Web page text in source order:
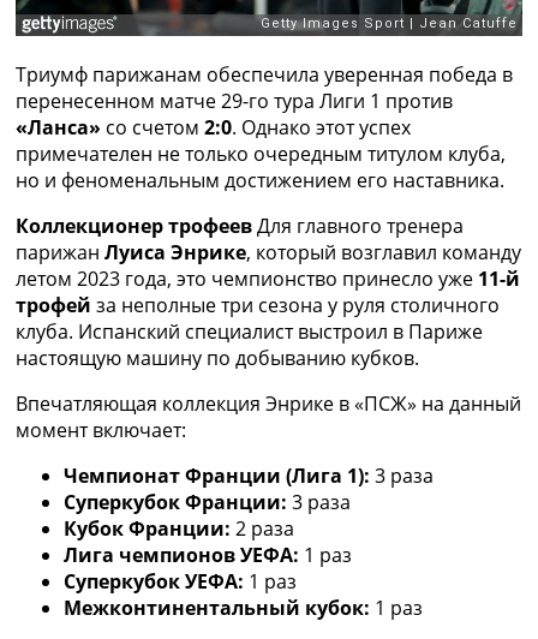
Последние комментарии
Логин
Рейтинги
Правила
Коллективный прогноз
Турниры
Чемпионат Мира
Украина. Премьер-Лига
Украина. Первая Лига
Лига Чемпионов
Англия. Премьер Лига
Испания. Ла Лига
Другие Турниры >>>
Таблицы
Таблицы групп Чемпионата Мира
Украина. Первая Лига
Лига Чемпионов. Таблицы групп
Англия. Премьер-Лига
Испания. Ла Лига
Все таблицы >>>
Рейтинги
Триумф парижанам обеспечила уверенная победа в
перенесенном матче 29-го тура Лиги 1 против
«Ланса» со счетом 2:0. Однако этот успех
примечателен не только очередным титулом клуба,
но и феноменальным достижением его наставника.
Коллекционер трофеевДля главного тренера
парижан Луиса Энрике, который возглавил команду
летом 2023 года, это чемпионство принесло уже 11-й
трофей за неполные три сезона у руля столичного
клуба. Испанский специалист выстроил в Париже
настоящую машину по добыванию кубков.
Впечатляющая коллекция Энрике в «ПСЖ» на данный
момент включает:
Чемпионат Франции (Лига 1): 3 раза
Суперкубок Франции: 3 раза
Кубок Франции: 2 раза
Лига чемпионов УЕФА: 1 раз
Суперкубок УЕФА: 1 раз
Межконтинентальный кубок: 1 раз